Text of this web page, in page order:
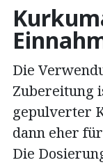
Die
Zubereitung
gepulverter
dann eher
Die